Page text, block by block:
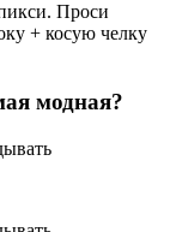
Проси
+ косую челку
модная?